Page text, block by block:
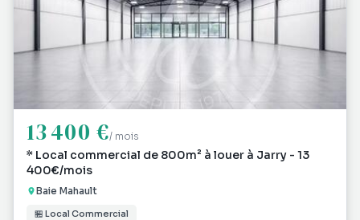
13 400 €/ mois
* Local commercial de 800m² à louer à Jarry - 13
400€/mois
Baie Mahault
🏪 Local Commercial